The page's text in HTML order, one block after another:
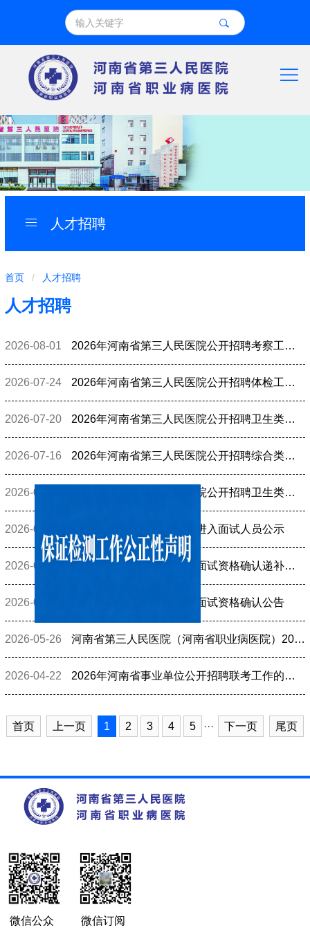
人才招聘
导
航
痕
迹
首页 / 人才招聘
人才招聘
2026-08-01 2026年河南省第三人民医院公开招聘考察工作通知
2026-07-24 2026年河南省第三人民医院公开招聘体检工作安排的通知
2026-07-20 2026年河南省第三人民医院公开招聘卫生类岗位总成绩公示
2026-07-16 2026年河南省第三人民医院公开招聘综合类岗位总成绩公示
2026-07-15 2026年河南省第三人民医院公开招聘卫生类岗位面试公告
2026-07-06 2026年事业单位公开招聘进入面试人员公示
2026-07-02 2026年事业单位公开招聘面试资格确认递补公告
2026-06-26 2026年事业单位公开招聘面试资格确认公告
2026-05-26 河南省第三人民医院（河南省职业病医院）2025年公开招聘高层次人才拟聘用人员公示
2026-04-22 2026年河南省事业单位公开招聘联考工作的公告
首页 上一页 1 2 3 4 5 ··· 下一页 尾页
微信公众 微信订阅